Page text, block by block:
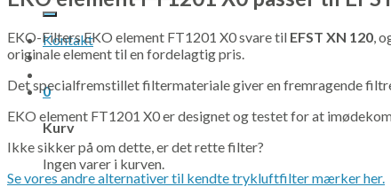
efter:
Kontakt
0
Kurv
Ingen varer i kurven.
EKO-Filters EKO element FT1201 X0 svare til EFST XN 120 ,
originale element til en fordelagtig pris.
Det specialfremstillet filtermateriale giver en fremragende
EKO element FT1201 X0 er designet og testet for at
Ikke sikker på om dette, er det rette filter?
Se vores andre alternativer til kendte trykluftfilter mærker her.